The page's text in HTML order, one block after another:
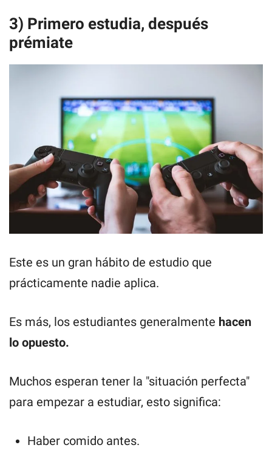
3) Primero estudia, después
prémiate
Este es un gran hábito de estudio que
prácticamente nadie aplica.
Es más, los estudiantes generalmente hacen
lo opuesto.
Muchos esperan tener la "situación perfecta"
para empezar a estudiar, esto significa:
Haber comido antes.